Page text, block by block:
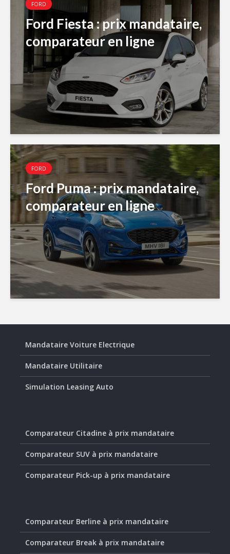
FORD
Ford Fiesta : prix mandataire,
comparateur en ligne
FORD
Ford Puma : prix mandataire,
comparateur en ligne
Mandataire Voiture Electrique
Mandataire Utilitaire
Simulation Leasing Auto
Comparateur Citadine à prix mandataire
Comparateur SUV à prix mandataire
Comparateur Pick-up à prix mandataire
Comparateur Berline à prix mandataire
Comparateur Break à prix mandataire